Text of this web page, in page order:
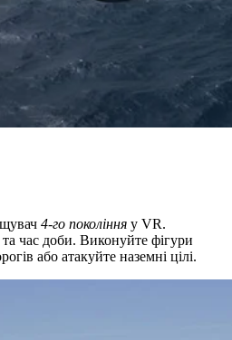
4-го покоління у VR.
час доби. Виконуйте фігури
або атакуйте наземні цілі.